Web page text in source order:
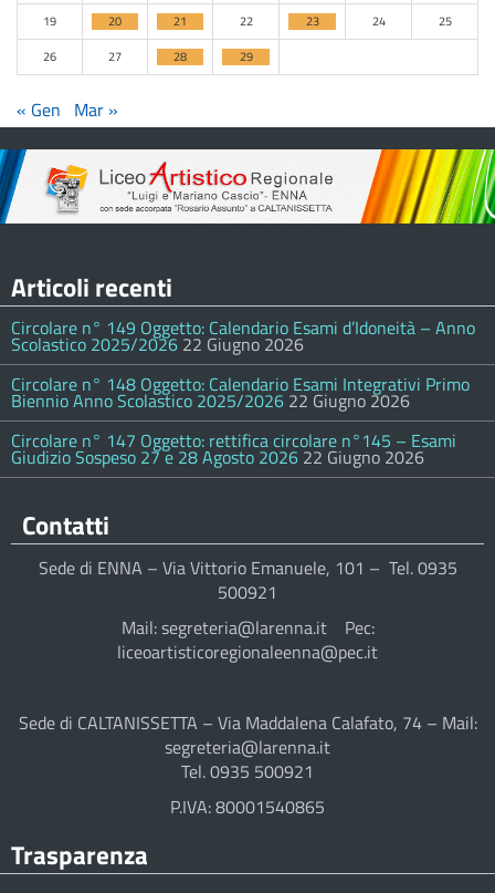
19
20 21 22 23 24
25
26
27 28 29
« Gen Mar »
Articoli recenti
Circolare n° 149 Oggetto: Calendario Esami d’Idoneità – Anno
Scolastico 2025/2026 22 Giugno 2026
Circolare n° 148 Oggetto: Calendario Esami Integrativi Primo
Biennio Anno Scolastico 2025/2026 22 Giugno 2026
Circolare n° 147 Oggetto: rettifica circolare n°145 – Esami
Giudizio Sospeso 27 e 28 Agosto 2026 22 Giugno 2026
Contatti
Sede di ENNA – Via Vittorio Emanuele, 101 – Tel. 0935
500921
Mail: segreteria@larenna.it Pec:
liceoartisticoregionaleenna@pec.it
Sede di CALTANISSETTA – Via Maddalena Calafato, 74 – Mail:
segreteria@larenna.it
Tel. 0935 500921
P.IVA: 80001540865
Trasparenza